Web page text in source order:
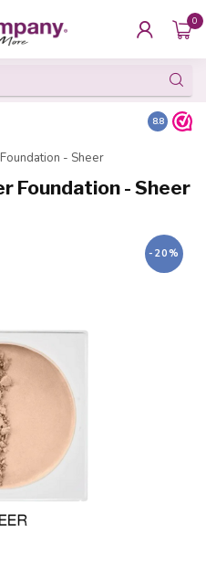
0
Besteld
8.8
- Sheer
Foundation - Sheer
-20%